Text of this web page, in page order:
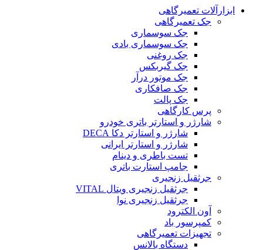
ابزارآلات تعمیرگاهی
جک تعمیرگاهی
جک سوسماری
جک سوسماری بادی
جک روغنی
جک گیربکس
جک موتور درآر
جک صافکاری
جک پالت
پرس کارگاهی
شارژر و استارتر باتری خودرو
شارژر و استارتر دکا DECA
شارژر و استارتر ایرانی
تست باطری و دینام
جامپ استارت باتری
جرثقیل زنجیری
جرثقیل زنجیری ویتال VITAL
جرثقیل زنجیری نوا
آون الکترود
کمپرسور باد
تجهیزات تعمیرگاهی
دستگاه بالانس